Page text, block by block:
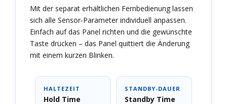
Mit der separat erhältlichen Fernbedienung lassen
sich alle Sensor-Parameter individuell anpassen.
Einfach auf das Panel richten und die gewünschte
Taste drücken – das Panel quittiert die Änderung
mit einem kurzen Blinken.
HALTEZEIT
Hold Time
STANDBY-DAUER
Standby Time